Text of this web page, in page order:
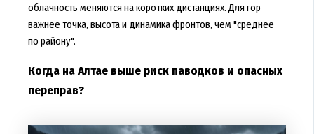
облачность меняются на коротких дистанциях. Для гор
важнее точка, высота и динамика фронтов, чем "среднее
по району".
Когда на Алтае выше риск паводков и опасных
переправ?